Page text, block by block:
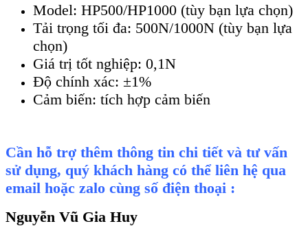
Model: HP500/HP1000 (tùy bạn lựa chọn)
Tải trọng tối đa: 500N/1000N (tùy bạn lựa
chọn)
Giá trị tốt nghiệp: 0,1N
Độ chính xác: ±1%
Cảm biến: tích hợp cảm biến
Cần hỗ trợ thêm thông tin chi tiết và tư vấn
sử dụng, quý khách hàng có thể liên hệ qua
email hoặc zalo cùng số điện thoại :
Nguyễn Vũ Gia Huy